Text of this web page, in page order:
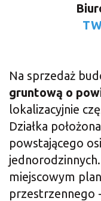
Na sprzedaż
gruntową o
lokalizacyjnie
Działka
powstającego
miejscowym
przestrzennego -